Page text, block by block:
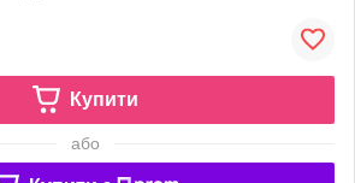
Купити
або